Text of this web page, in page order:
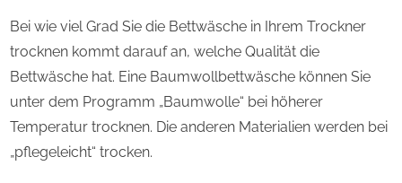
Bei wie viel Grad Sie die Bettwäsche in Ihrem Trockner
trocknen kommt darauf an, welche Qualität die
Bettwäsche hat. Eine Baumwollbettwäsche können Sie
unter dem Programm „Baumwolle“ bei höherer
Temperatur trocknen. Die anderen Materialien werden bei
„pflegeleicht“ trocken.